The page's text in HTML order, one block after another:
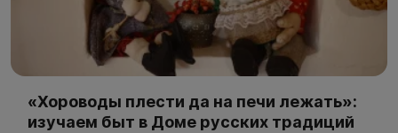
«Хороводы плести да на печи лежать»:
изучаем быт в Доме русских традиций